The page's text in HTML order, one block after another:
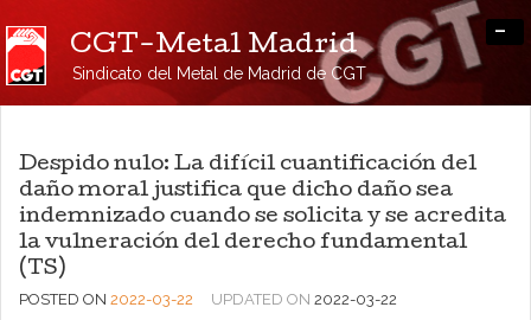
CGT-Metal Madrid
Sindicato del Metal de Madrid de CGT
-
Despido nulo: La difícil cuantificación del
daño moral justifica que dicho daño sea
indemnizado cuando se solicita y se acredita
la vulneración del derecho fundamental
(TS)
POSTED ON 2022-03-22 UPDATED ON 2022-03-22